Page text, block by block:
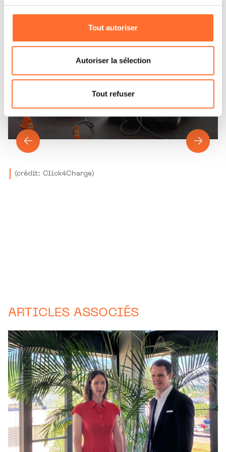
cookies non nécessaires.
Vous avez la possibilité de modifier ou retirer votre
consentement à tout moment en cliquant sur l’icône
flottante en bas à gauche de chaque page.
Pour de plus amples informations sur la manière dont
nous utilisons lescookies et sommes amenés à traiter
Charte d’usage des cookieset notrePolitique de
protection des données personnelles.
Tout autoriser
Autoriser la sélection
Tout refuser
(crédit: Click4Charge)
ARTICLES ASSOCIÉS